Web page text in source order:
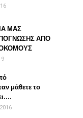
ΜΑΣ
ΑΠΟ
μάθετε το